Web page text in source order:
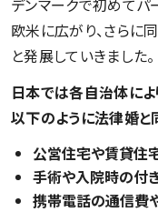
デンマークで初めてパ
欧米に広がり、さら
と発展していきました。
日本では各自治体によ
以下のように法律婚と
公営住宅や賃貸住
手術や入院時の付
携帯電話の通信費